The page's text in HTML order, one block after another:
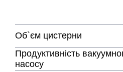
Об`єм цистерни
Продуктивність
насосу